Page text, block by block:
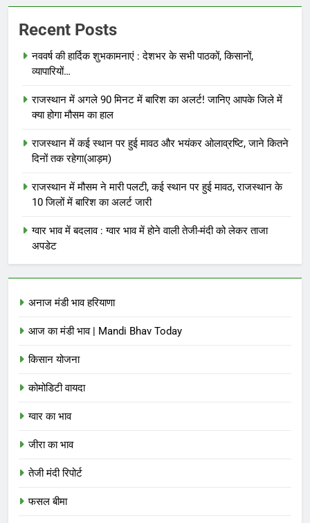
Recent Posts
नववर्ष की हार्दिक शुभकामनाएं : देशभर के सभी पाठकों, किसानों,
व्यापारियों…
राजस्थान में अगले 90 मिनट में बारिश का अलर्ट! जानिए आपके जिले में
क्या होगा मौसम का हाल
राजस्थान में कई स्थान पर हुई मावठ और भयंकर ओलाव्रष्टि, जाने कितने
दिनों तक रहेगा(आड़म)
राजस्थान में मौसम ने मारी पलटी, कई स्थान पर हुई मावठ, राजस्थान के
10 जिलों में बारिश का अलर्ट जारी
ग्वार भाव में बदलाव : ग्वार भाव में होने वाली तेजी-मंदी को लेकर ताजा
अपडेट
अनाज मंडी भाव हरियाणा
आज का मंडी भाव | Mandi Bhav Today
किसान योजना
कोमोडिटी वायदा
ग्वार का भाव
जीरा का भाव
तेजी मंदी रिपोर्ट
फसल बीमा